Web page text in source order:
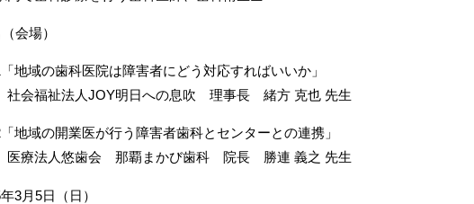
会場）
地域の歯科医院は障害者にどう対応すればいいか」
法人JOY明日への息吹 理事長 緒方 克也 先生
開業医が行う障害者歯科とセンターとの連携」
悠歯会 那覇まかび歯科 院長 勝連 義之 先生
3月5日（日）